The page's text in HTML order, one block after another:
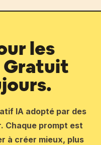
les
Gratuit
IA adopté par des
Chaque prompt est
à créer mieux, plus